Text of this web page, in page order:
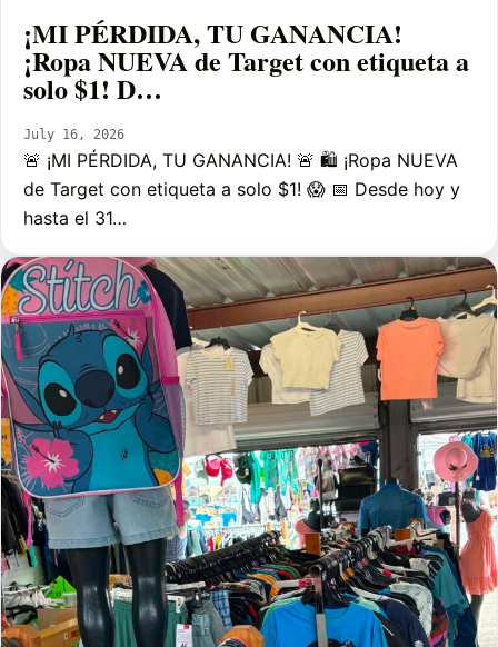
¡MI PÉRDIDA, TU GANANCIA!
¡Ropa NUEVA de Target con etiqueta a
solo $1! D…
July 16, 2026
🚨 ¡MI PÉRDIDA, TU GANANCIA! 🚨 🛍️ ¡Ropa NUEVA
de Target con etiqueta a solo $1! 😱 📅 Desde hoy y
hasta el 31…